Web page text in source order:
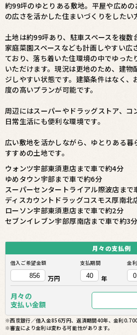
約99坪のゆとりある敷地。平屋や広め
の広さを活かした住まいづくりをしたい
土地は約99坪あり、駐車スペースを複数
家庭菜園スペースなども計画しやすい広
ており、落ち着いた住環境の中でゆった
いただけます。現況は更地のため、建物
ジしやすい状態です。建築条件はなく、
度の高いプランが可能です。
周辺にはスーパーやドラッグストア、コ
日常生活にも便利な環境です。
広い敷地を活かしながら、ゆとりある暮
すすめの土地です。
ウォンツ宇部東須恵店まで車で約4分
ゆめタウン宇部まで車で約6分
スーパーセンタートライアル際波店まで
ディスカウントドラッグコスモス厚南北
ローソン宇部東須恵店まで車で約2分
セブンイレブン宇部厚南店まで車で約3分
月々の支払例
借入ご希望金額
万円
支払期間
年
金利
月々の
支払い金額
※西京銀行／借入金856万円、返済期間40年、金利
※審査により金利は変わる可能性があります。